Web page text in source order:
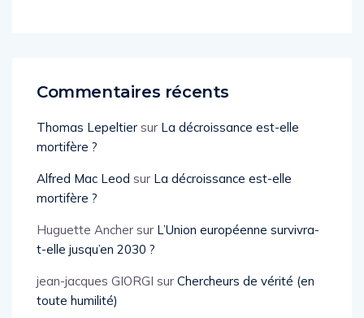
Commentaires récents
Thomas Lepeltier sur La décroissance est-elle
mortifère ?
Alfred Mac Leod sur La décroissance est-elle
mortifère ?
Huguette Ancher sur L’Union européenne survivra-
t-elle jusqu’en 2030 ?
jean-jacques GIORGI sur Chercheurs de vérité (en
toute humilité)